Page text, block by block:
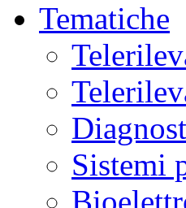
Tematiche
Sistemi